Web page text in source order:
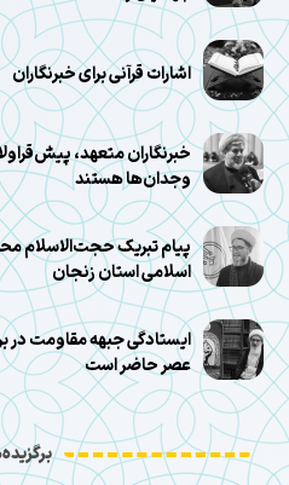
اشارات قرآنی برای خبرنگاران
خبرنگاران متعهد،
وجدان‌ها هستند
پیام تبریک حجت‌الاسلام
اسلامی استان زنجان
ایستادگی جبهه مقاومت در
عصر حاضر است